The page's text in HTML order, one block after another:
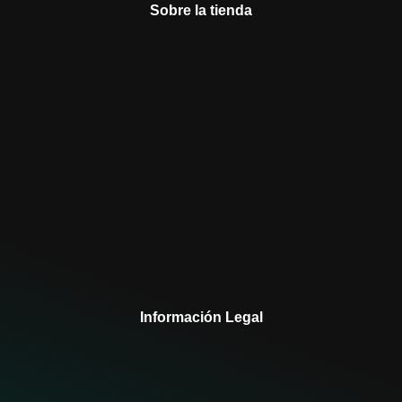
Sobre la tienda
Información Legal